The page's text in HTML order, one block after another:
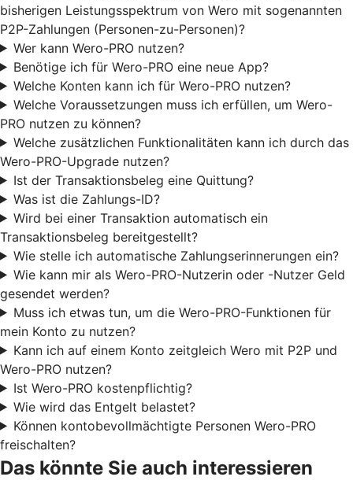
bisherigen Leistungsspektrum von Wero mit sogenannten
P2P-Zahlungen (Personen-zu-Personen)?
Wer kann Wero-PRO nutzen?
Benötige ich für Wero-PRO eine neue App?
Welche Konten kann ich für Wero-PRO nutzen?
Welche Voraussetzungen muss ich erfüllen, um Wero-
PRO nutzen zu können?
Welche zusätzlichen Funktionalitäten kann ich durch das
Wero-PRO-Upgrade nutzen?
Ist der Transaktionsbeleg eine Quittung?
Was ist die Zahlungs-ID?
Wird bei einer Transaktion automatisch ein
Transaktionsbeleg bereitgestellt?
Wie stelle ich automatische Zahlungserinnerungen ein?
Wie kann mir als Wero-PRO-Nutzerin oder -Nutzer Geld
gesendet werden?
Muss ich etwas tun, um die Wero-PRO-Funktionen für
mein Konto zu nutzen?
Kann ich auf einem Konto zeitgleich Wero mit P2P und
Wero-PRO nutzen?
Ist Wero-PRO kostenpflichtig?
Wie wird das Entgelt belastet?
Können kontobevollmächtigte Personen Wero-PRO
freischalten?
Das könnte Sie auch interessieren